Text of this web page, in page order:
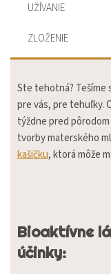
UŽÍVANIE
ZLOŽENIE
Ste tehotná? Tešíme
pre vás, pre tehuľky.
týždne pred
tvorby materského
kašičku, ktorá môže
Bioaktívne
účinky: